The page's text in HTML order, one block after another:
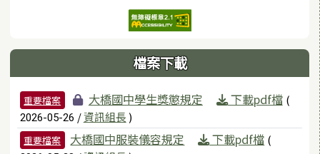
檔案下載
檔案列表
重要檔案 大橋國中學生獎懲規定 下載pdf檔 (
2026-05-26 /資訊組長 )
重要檔案 大橋國中服裝儀容規定 下載pdf檔 (